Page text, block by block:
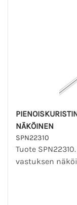
NÄKÖINEN
SPN22310
Tuote
vastuksen